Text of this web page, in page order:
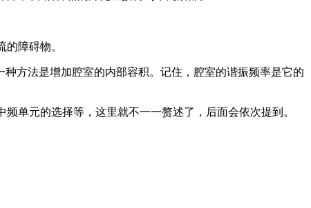
障碍物。
方法是增加腔室的内部容积。记住，腔室的谐振频率是它的
单元的选择等，这里就不一一赘述了，后面会依次提到。